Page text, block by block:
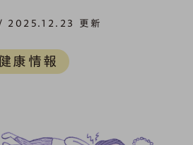
2025.12.23 更新
康情報